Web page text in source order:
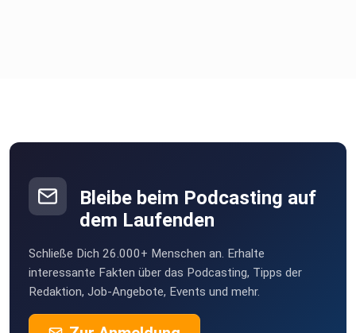
Bleibe beim Podcasting auf
dem Laufenden
Schließe Dich 26.000+ Menschen an. Erhalte
interessante Fakten über das Podcasting, Tipps der
Redaktion, Job-Angebote, Events und mehr.